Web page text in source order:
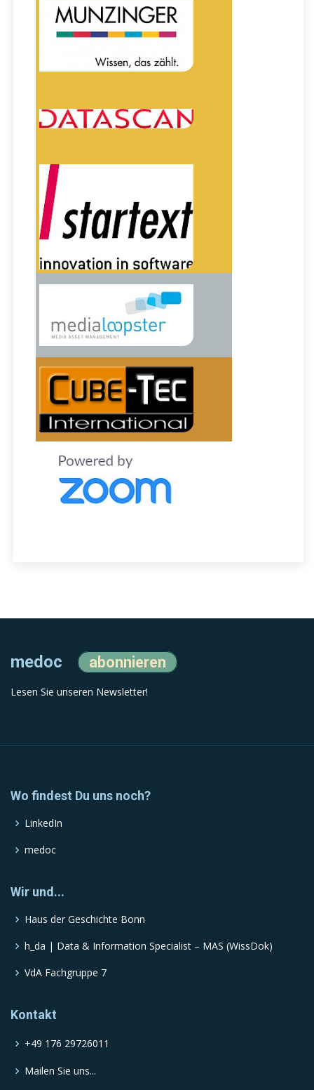
medoc abonnieren
Lesen Sie unseren Newsletter!
Wo findest Du uns noch?
LinkedIn
medoc
Wir und...
Haus der Geschichte Bonn
h_da | Data & Information Specialist – MAS (WissDok)
VdA Fachgruppe 7
Kontakt
+49 176 29726011
Mailen Sie uns...